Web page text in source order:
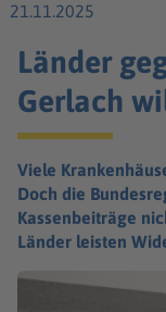
21.11.2025
Länder
Gerlach
Viele
Doch die
Kassenbeiträge
Länder leisten